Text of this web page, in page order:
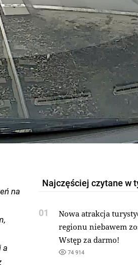
na
a
Najczęściej czytane w
01
Nowa atrakcja
regionu niebawem
Wstęp za darmo!
74 914